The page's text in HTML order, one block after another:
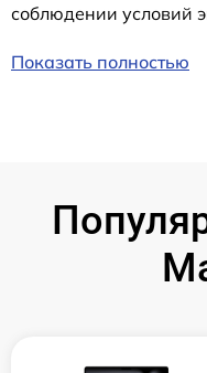
соблюдении условий
Показать полностью